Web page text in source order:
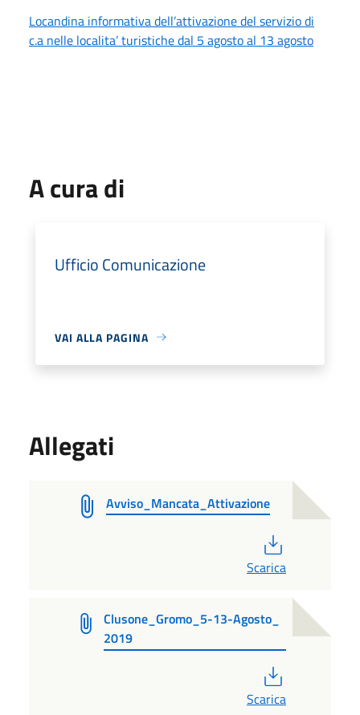
Locandina informativa dell’attivazione del servizio di
c.a nelle localita’ turistiche dal 5 agosto al 13 agosto
A cura di
Ufficio Comunicazione
VAI ALLA PAGINA
Allegati
Avviso_Mancata_Attivazione
Scarica
Clusone_Gromo_5-13-Agosto_
2019
Scarica